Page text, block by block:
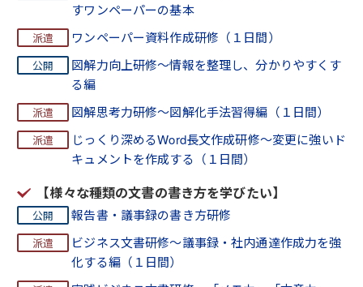
すワンペーパーの基本
ワンペーパー資料作成研修（１日間）
図解力向上研修～情報を整理し、分かりやすくす
る編
図解思考力研修～図解化手法習得編（１日間）
じっくり深めるWord長文作成研修～変更に強いド
キュメントを作成する（１日間）
【様々な種類の文書の書き方を学びたい】
報告書・議事録の書き方研修
ビジネス文書研修～議事録・社内通達作成力を強
化する編（１日間）